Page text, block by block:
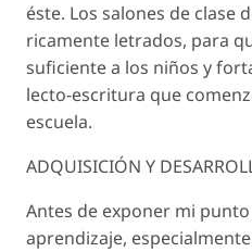
éste. Los salones de clase
ricamente letrados, para
suficiente a los niños y
lecto-escritura que
escuela.
ADQUISICIÓN Y
Antes de exponer mi
aprendizaje,